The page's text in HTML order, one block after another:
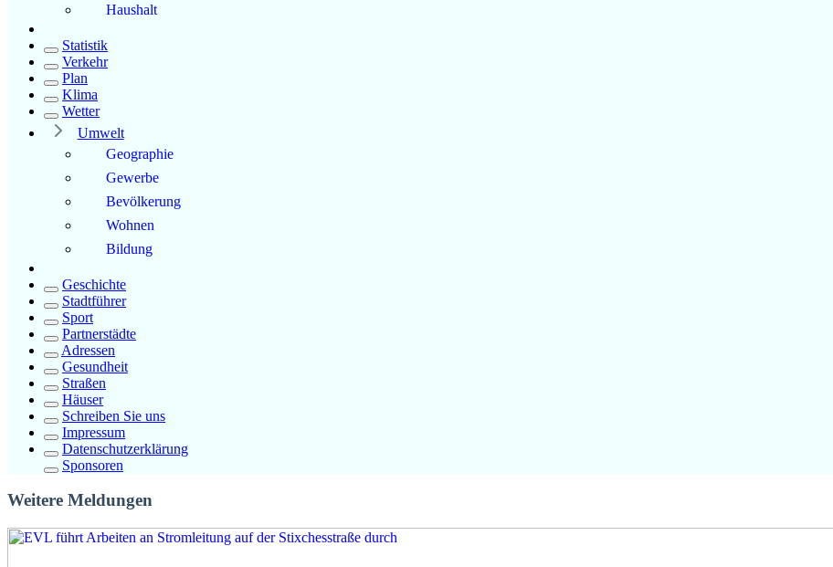
Haushalt
Statistik
Verkehr
Plan
Klima
Wetter
Umwelt
Geographie
Gewerbe
Bevölkerung
Wohnen
Bildung
Geschichte
Stadtführer
Sport
Partnerstädte
Adressen
Gesundheit
Straßen
Häuser
Schreiben Sie uns
Impressum
Datenschutzerklärung
Sponsoren
Weitere Meldungen